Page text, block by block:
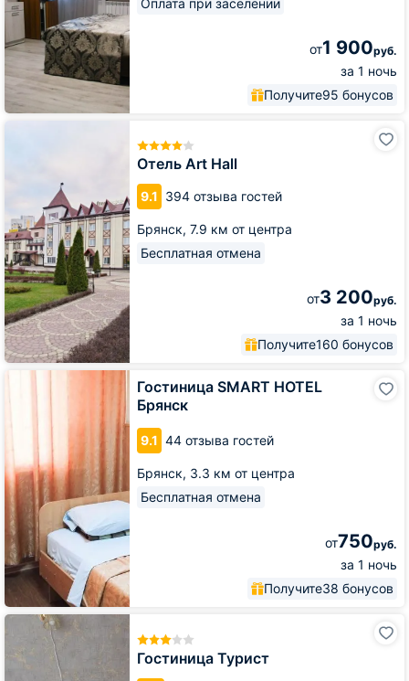
от1 900руб.
за 1 ночь
Получите95 бонусов
Отель Art Hall
9.1 394 отзыва гостей
Брянск, 7.9 км от центра
Бесплатная отмена
от3 200руб.
за 1 ночь
Получите160 бонусов
Гостиница SMART HOTEL
Брянск
9.1 44 отзыва гостей
Брянск, 3.3 км от центра
Бесплатная отмена
от750руб.
за 1 ночь
Получите38 бонусов
SMART
Гостиница Турист
Гостиница